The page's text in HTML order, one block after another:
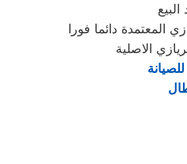
المعتمدة دائما فورا
الاصلية